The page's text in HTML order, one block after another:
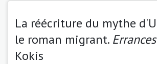
La réécriture du mythe
le roman migrant. Errances
Kokis